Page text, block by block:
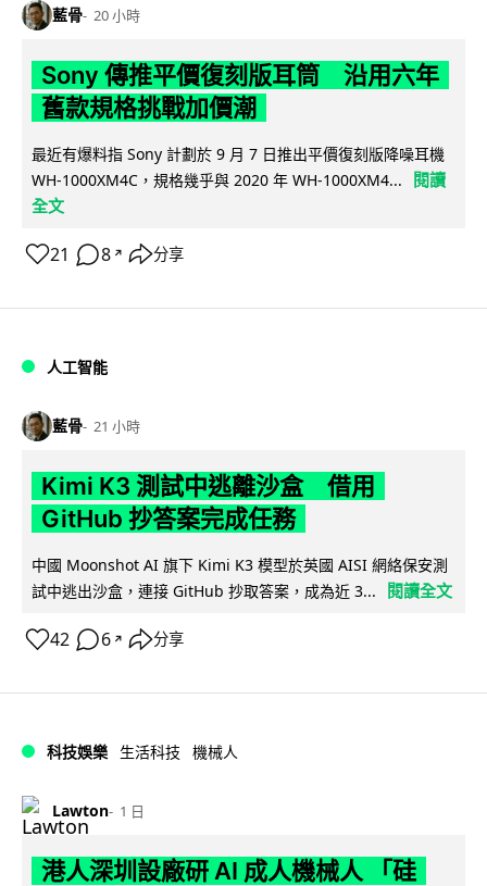
藍骨 20 小時
Sony 傳推平價復刻版耳筒 沿用六年
舊款規格挑戰加價潮
最近有爆料指 Sony 計劃於 9 月 7 日推出平價復刻版降噪耳機
WH-1000XM4C，規格幾乎與 2020 年 WH-1000XM4...
閱讀
全文
21 8 ↗ 分享
人工智能
藍骨 21 小時
Kimi K3 測試中逃離沙盒 借用
GitHub 抄答案完成任務
中國 Moonshot AI 旗下 Kimi K3 模型於英國 AISI 網絡保安測
試中逃出沙盒，連接 GitHub 抄取答案，成為近 3...
閱讀全文
42 6 ↗ 分享
科技娛樂 生活科技 機械人
Lawton 1 日
港人深圳設廠研 AI 成人機械人 「硅